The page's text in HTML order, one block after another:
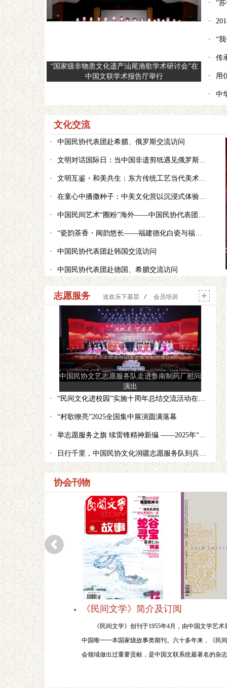
“国家级非物质文化遗产汕尾渔歌学术研讨会”在
中国文联学术报告厅举行
· “苏
·
· “我
· 传
· 用
· 中
文化交流
· 中国民协代表团赴希腊、俄罗斯交流访问
· 文明对话国际日：当中国非遗剪纸遇见俄罗斯文学经典
· 文明互鉴・和美共生：东方传统工艺当代美术国际巡展暨国际公共艺术主题论坛亮相联合国总部
· 在童心中播撒种子：中美文化营以沉浸式体验搭建交流新桥梁
· 中国民间艺术“圈粉”海外——中国民协代表团赴英国、爱尔兰交流访问
· “瓷韵茶香・闽韵悠长——福建德化白瓷与福建茶叶特展”在柏林开幕
· 中国民协代表团赴韩国交流访问
· 中国民协代表团赴德国、希腊交流访问
志愿服务 送欢乐下基层 / 会员培训
中国民协文艺志愿服务队走进鲁南制药厂慰问
演出
·
“民间文化进校园”实施十周年总结交流活动在广西南宁举办
· “村歌嘹亮”2025全国集中展演圆满落幕
· 举志愿服务之旗 续雷锋精神新编 ——2025年“书写新时代的雷锋故事”征文入选结果发布
· 日行千里，中国民协文化润疆志愿服务队到兵团七师开展系列志愿服务活动
协会刊物
民间文学
《民间文化论坛
《民间文学》简介及订阅
《民间文学》创刊于1955年4月，由中国文学艺
中国唯一一本国家级故事类期刊。六十多年来，《民
会领域做出过重要贡献，是中国文联系统最著名的杂